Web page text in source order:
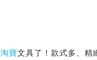
淘寶文具了！款式多、精